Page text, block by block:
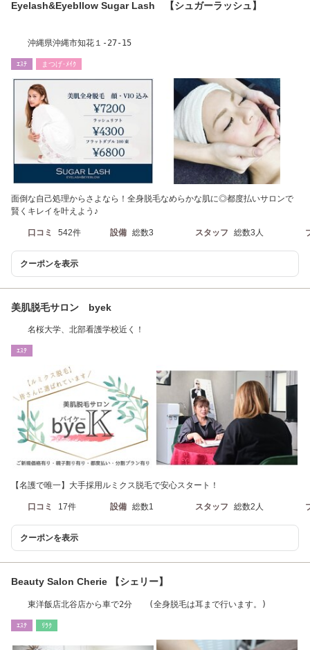
Eyelash&Eyebllow Sugar Lash 【シュガーラッシュ】
沖縄県沖縄市知花１-27-15
ｴｽﾃ まつげ･ﾒｲｸ
面倒な自己処理からさよなら！全身脱毛なめらかな肌に◎都度払いサロンで
賢くキレイを叶えよう♪
口コミ 542件 設備 総数3 スタッフ 総数3人
クーポンを表示
美肌脱毛サロン byek
名桜大学、北部看護学校近く！
ｴｽﾃ
【名護で唯一】大手採用ルミクス脱毛で安心スタート！
口コミ 17件 設備 総数1 スタッフ 総数2人
クーポンを表示
Beauty Salon Cherie 【シェリー】
東洋飯店北谷店から車で2分 (全身脱毛は耳まで行います。)
ｴｽﾃ ﾘﾗｸ